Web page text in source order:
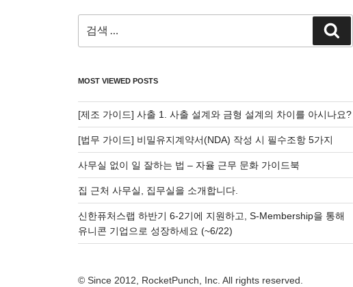
색:
색
MOST VIEWED POSTS
[제조 가이드] 사출 1. 사출 설계와 금형 설계의 차이를 아시나요?
[법무 가이드] 비밀유지계약서(NDA) 작성 시 필수조항 5가지
사무실 없이 일 잘하는 법 – 자율 근무 문화 가이드북
집 근처 사무실, 집무실을 소개합니다.
신한퓨처스랩 하반기 6-2기에 지원하고, S-Membership을 통해
유니콘 기업으로 성장하세요 (~6/22)
© Since 2012, RocketPunch, Inc. All rights reserved.